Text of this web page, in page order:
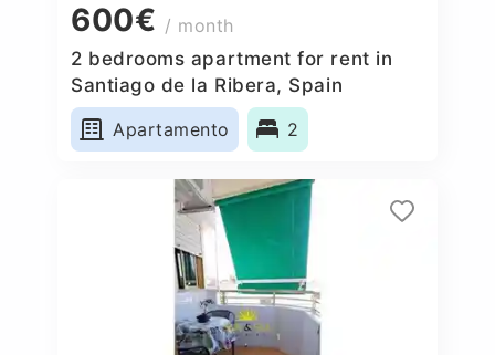
600€ / month
2 bedrooms apartment for rent in
Santiago de la Ribera, Spain
Apartamento
2